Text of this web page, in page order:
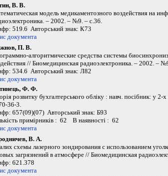
В. В.
модель медикаментозного воздействия на
– 2002. – №9. – с.36.
519.6 Авторський знак: К73
документа
П. В.
алгоритмические средства системы
// Биомедицинская радиоэлектроника. – 2002. –
534.6 Авторський знак: Л82
документа
Ф. Ф.
розвитку бухгалтерського обліку : навч. посібник: у
36-3.
657(09)(07) Авторський знак: Б93
примірників : 62 В наявності : 62
документа
В. А.
схемы лазерного зондирования с использованием
загрязнений в атмосфере // Биомедицинская
621.378
документа